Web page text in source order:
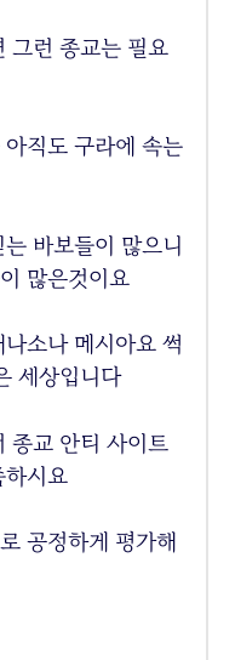
그런 종교는 필요
직도 구라에 속는
바보들이 많으니
많은것이요
소나 메시아요 썩
세상입니다
종교 안티 사이트
시요
공정하게 평가해